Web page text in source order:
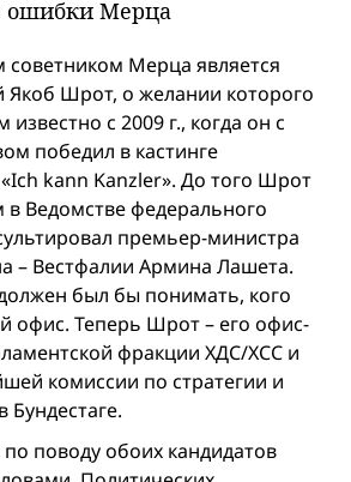
ошибки Мерца
Мерца является
Якоб Шрот, о желании которого
известно с 2009 г., когда он с
победил в кастинге
«Ich kann Kanzler». До того Шрот
в Ведомстве федерального
премьер-министра
– Вестфалии Армина Лашета.
был бы понимать, кого
офис. Теперь Шрот – его офис-
фракции ХДС/ХСС и
комиссии по стратегии и
поводу обoих кандидатов